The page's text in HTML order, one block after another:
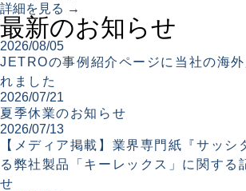
詳細を見る →
最新のお知らせ
2026/08/05
JETROの事例紹介ページに当社の海
れました
2026/07/21
夏季休業のお知らせ
2026/07/13
【メディア掲載】業界専門紙『サッシ
る弊社製品「キーレックス」に関する
せ